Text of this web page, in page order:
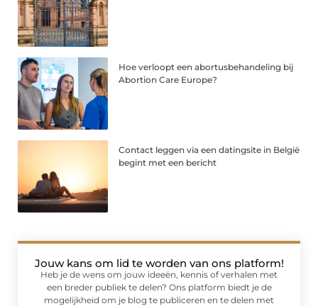
Hoe verloopt een abortusbehandeling bij
Abortion Care Europe?
Contact leggen via een datingsite in België
begint met een bericht
Jouw kans om lid te worden van ons platform!
Heb je de wens om jouw ideeën, kennis of verhalen met
een breder publiek te delen? Ons platform biedt je de
mogelijkheid om je blog te publiceren en te delen met